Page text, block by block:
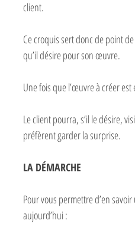
client.
Ce croquis sert donc de point
qu’il désire pour son œuvre.
Une fois que l’œuvre à créer
Le client pourra, s’il le désire,
préfèrent garder la surprise.
LA DÉMARCHE
Pour vous permettre d’en
aujourd’hui :